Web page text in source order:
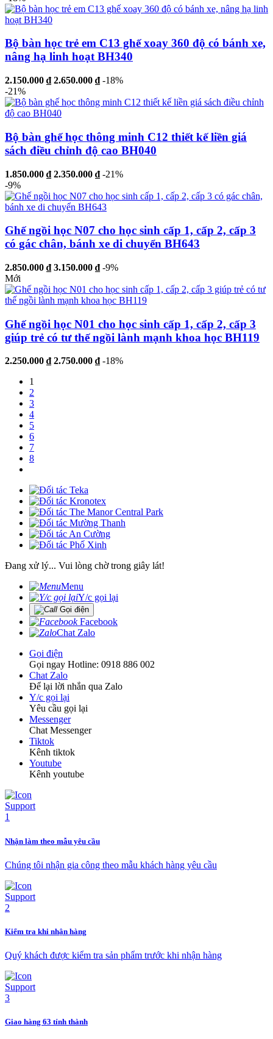
Bộ bàn học trẻ em C13 ghế xoay 360 độ có bánh xe,
nâng hạ linh hoạt BH340
2.150.000 ₫ 2.650.000 ₫ -18%
-21%
Bộ bàn ghế học thông minh C12 thiết kế liền giá
sách điều chỉnh độ cao BH040
1.850.000 ₫ 2.350.000 ₫ -21%
-9%
Ghế ngồi học N07 cho học sinh cấp 1, cấp 2, cấp 3
có gác chân, bánh xe di chuyển BH643
2.850.000 ₫ 3.150.000 ₫ -9%
Mới
Ghế ngồi học N01 cho học sinh cấp 1, cấp 2, cấp 3
giúp trẻ có tư thế ngồi lành mạnh khoa học BH119
2.250.000 ₫ 2.750.000 ₫ -18%
1
2
3
4
5
6
7
8
Đang xử lý... Vui lòng chờ trong giây lát!
Menu
Y/c gọi lại
Gọi điện
Facebook
Chat Zalo
Gọi điện
Gọi ngay Hotline: 0918 886 002
Chat Zalo
Để lại lời nhắn qua Zalo
Y/c gọi lại
Yêu cầu gọi lại
Messenger
Chat Messenger
Tiktok
Kênh tiktok
Youtube
Kênh youtube
Nhận làm theo mẫu yêu cầu
Chúng tôi nhận gia công theo mẫu khách hàng yêu cầu
Kiểm tra khi nhận hàng
Quý khách được kiểm tra sản phẩm trước khi nhận hàng
Giao hàng 63 tỉnh thành